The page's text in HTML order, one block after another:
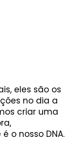
eles são os
no dia a
criar uma
o nosso DNA.